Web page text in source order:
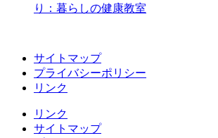
り：暮らしの健康教室
サイトマップ
プライバシーポリシー
リンク
リンク
サイトマップ